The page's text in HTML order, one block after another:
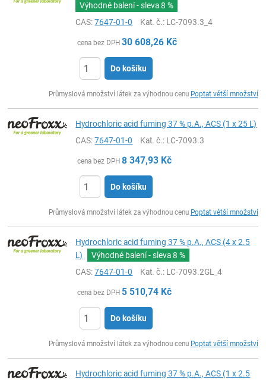
Výhodné balení - sleva8 %
CAS:7647-01-0 Kat. č.: LC-7093.3_4
cena bez DPH 30 608,26 Kč
Do košíku
Průmyslová množství látek za výhodnou cenu Poptat větší množství
Hydrochloric acid fuming 37 % p.A., ACS (1 x 25 L)
CAS:7647-01-0 Kat. č.: LC-7093.3
cena bez DPH 8 347,93 Kč
Do košíku
Průmyslová množství látek za výhodnou cenu Poptat větší množství
Hydrochloric acid fuming 37 % p.A., ACS (4 x 2.5
L)
Výhodné balení - sleva8 %
CAS:7647-01-0 Kat. č.: LC-7093.2GL_4
cena bez DPH 5 510,74 Kč
Do košíku
Průmyslová množství látek za výhodnou cenu Poptat větší množství
Hydrochloric acid fuming 37 % p.A., ACS (1 x 2.5